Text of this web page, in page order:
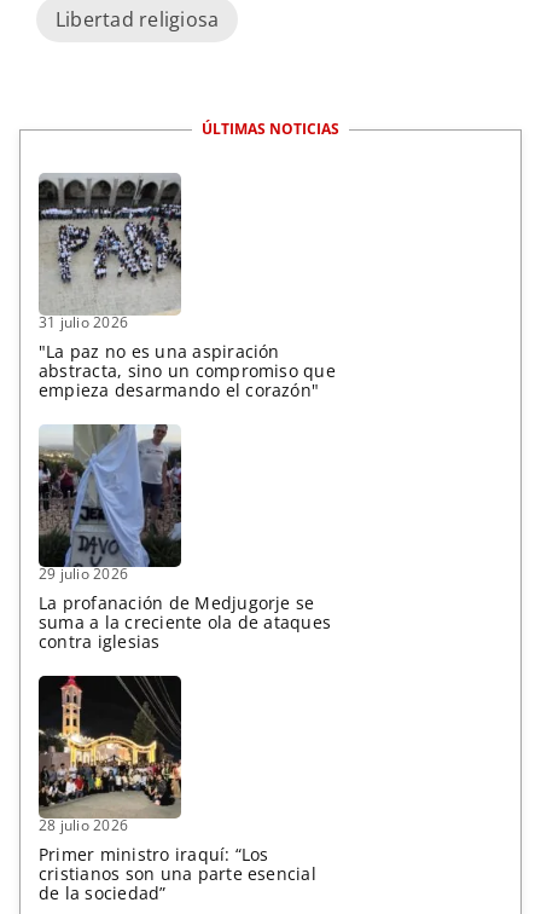
Libertad religiosa
ÚLTIMAS NOTICIAS
31 julio 2026
"La paz no es una aspiración
abstracta, sino un compromiso que
empieza desarmando el corazón"
29 julio 2026
La profanación de Medjugorje se
suma a la creciente ola de ataques
contra iglesias
28 julio 2026
Primer ministro iraquí: “Los
cristianos son una parte esencial
de la sociedad”